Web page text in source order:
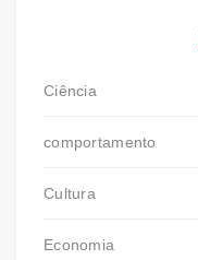
Ciência
comportamento
Cultura
Economia